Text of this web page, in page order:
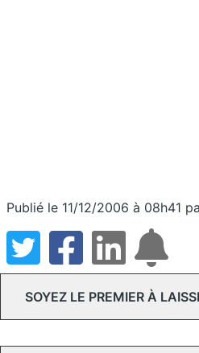
Publié le 11/12/2006 à 08h41
SOYEZ LE PREMIER À